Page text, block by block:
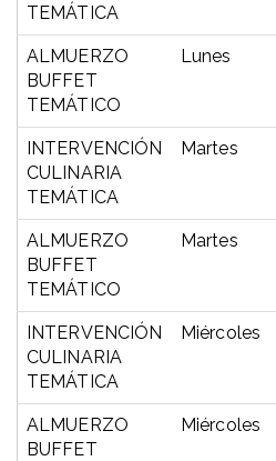
TEMÁTICA
ALMUERZO
BUFFET
TEMÁTICO
Lunes
INTERVENCIÓN
CULINARIA
TEMÁTICA
Martes
ALMUERZO
BUFFET
TEMÁTICO
Martes
INTERVENCIÓN
CULINARIA
TEMÁTICA
Miércoles
ALMUERZO
BUFFET
Miércoles